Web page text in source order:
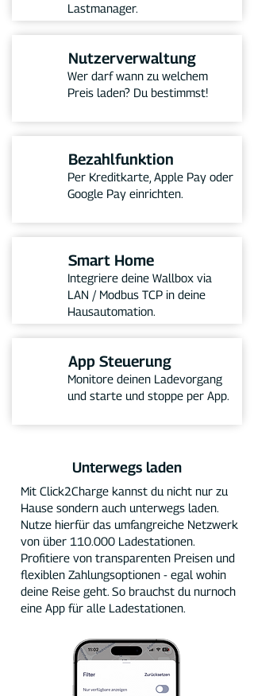
Lastmanager.
Nutzerverwaltung
Wer darf wann zu welchem
Preis laden? Du bestimmst!
Bezahlfunktion
Per Kreditkarte, Apple Pay oder
Google Pay einrichten.
Smart Home
Integriere deine Wallbox via
LAN / Modbus TCP in deine
Hausautomation.
App Steuerung
Monitore deinen Ladevorgang
und starte und stoppe per App.
Unterwegs laden
Mit Click2Charge kannst du nicht nur zu
Hause sondern auch unterwegs laden.
Nutze hierfür das umfangreiche Netzwerk
von über 110.000 Ladestationen.
Profitiere von transparenten Preisen und
flexiblen Zahlungsoptionen - egal wohin
deine Reise geht. So brauchst du nurnoch
eine App für alle Ladestationen.